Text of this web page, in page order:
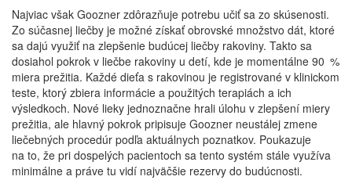
Najviac však Goozner zdôrazňuje potrebu učiť sa zo skúsenosti.
Zo súčasnej liečby je možné získať obrovské množstvo dát, ktoré
sa dajú využiť na zlepšenie budúcej liečby rakoviny. Takto sa
dosiahol pokrok v liečbe rakoviny u detí, kde je momentálne 90 %
miera prežitia. Každé dieťa s rakovinou je registrované v klinickom
teste, ktorý zbiera informácie a použitých terapiách a ich
výsledkoch. Nové lieky jednoznačne hrali úlohu v zlepšení miery
prežitia, ale hlavný pokrok pripisuje Goozner neustálej zmene
liečebných procedúr podľa aktuálnych poznatkov. Poukazuje
na to, že pri dospelých pacientoch sa tento systém stále využíva
minimálne a práve tu vidí najväčšie rezervy do budúcnosti.